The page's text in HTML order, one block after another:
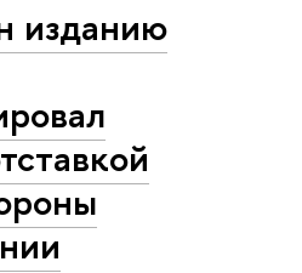
изданию